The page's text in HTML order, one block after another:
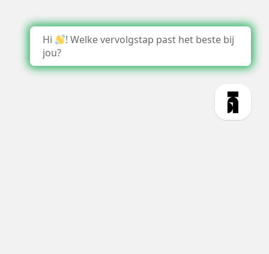
Hi
! Welke vervolgstap past het beste bij
jou?